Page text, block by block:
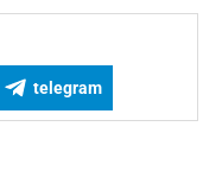
telegram